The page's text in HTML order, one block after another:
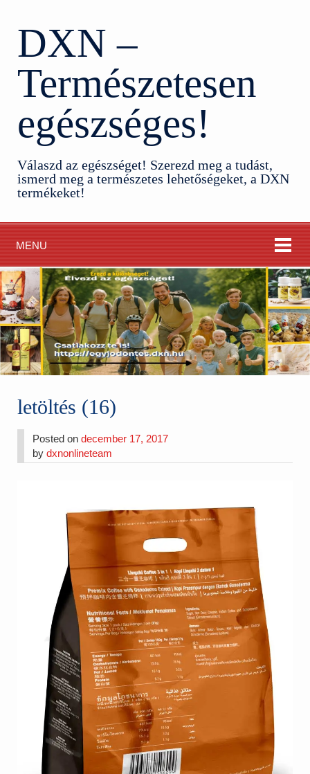
DXN –
Természetesen
egészséges!
Válaszd az egészséget! Szerezd meg a tudást,
ismerd meg a természetes lehetőségeket, a DXN
termékeket!
MENU
letöltés (16)
Posted ondecember 17, 2017
bydxnonlineteam